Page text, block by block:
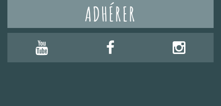
ADHÉRER